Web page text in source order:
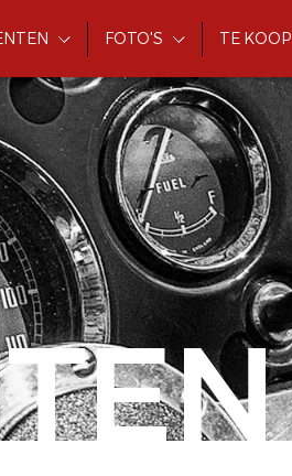
FOTO'S TE KOOP